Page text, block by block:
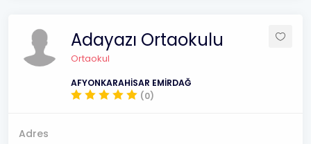
Adayazı Ortaokulu
Ortaokul
AFYONKARAHİSAR EMİRDAĞ
(0)
Adres